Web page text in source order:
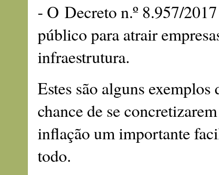
- O Decreto n.º 8.957/
público para atrair
infraestrutura.
Estes são alguns
chance de se
inflação um importante
todo.